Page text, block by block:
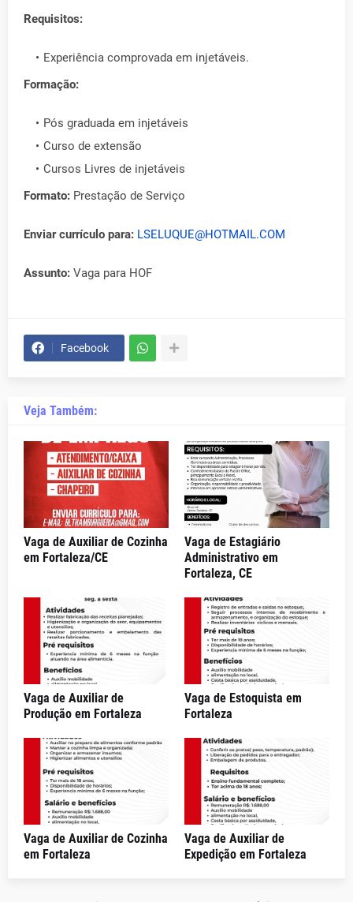
Requisitos:
Experiência comprovada em injetáveis.
Formação:
Pós graduada em injetáveis
Curso de extensão
Cursos Livres de injetáveis
Formato: Prestação de Serviço
Enviar currículo para: LSELUQUE@HOTMAIL.COM
Assunto: Vaga para HOF
Facebook
Veja Também:
Vaga de Auxiliar de Cozinha
em Fortaleza/CE
Vaga de Estagiário
Administrativo em
Fortaleza, CE
Vaga de Auxiliar de
Produção em Fortaleza
Vaga de Estoquista em
Fortaleza
Vaga de Auxiliar de Cozinha
em Fortaleza
Vaga de Auxiliar de
Expedição em Fortaleza